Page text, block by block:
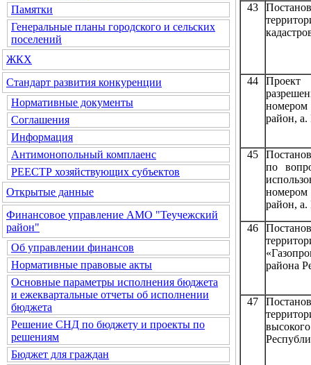
Памятки
Генеральные планы городского и сельских
поселений
ЖКХ
Стандарт развития конкуренции
Нормативные документы
Соглашения
Информация
Антимонопольный комплаенс
РЕЕСТР хозяйствующих субъектов
Открытые данные
Финансовое управление АМО "Теучежский
район"
Об управлении финансов
Нормативные правовые акты
Основные параметры исполнения бюджета
и ежеквартальные отчеты об исполнении
бюджета
Решение СНД по бюджету и проекты по
решениям
Бюджет для граждан
43
44
Проект
номером
район,
45
по
номером
район,
46
района
47